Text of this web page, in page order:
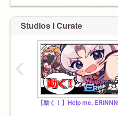
Studios I Curate
‹